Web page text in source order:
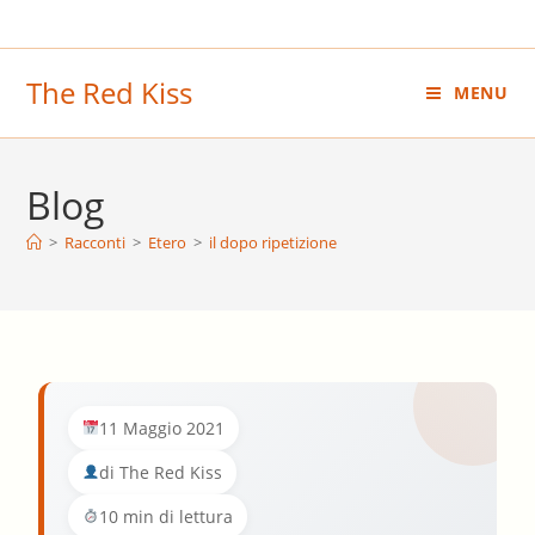
al
The Red Kiss MENU
Blog
> Racconti > Etero > il dopo ripetizione
11 Maggio 2021
di The Red Kiss
10 min di lettura